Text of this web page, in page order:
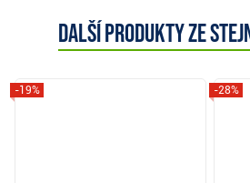
Další produkty ze
-19% -28%